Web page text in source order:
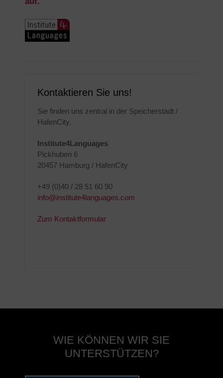
Kontaktieren Sie uns!
Sie finden uns zentral in der Speicherstadt /
HafenCity.
Institute4Languages
Pickhuben 6
20457 Hamburg / HafenCity
+49 (0)40 / 28 51 60 90
info@institute4languages.com
Zum Kontaktformular
WIE KÖNNEN WIR SIE
UNTERSTÜTZEN?